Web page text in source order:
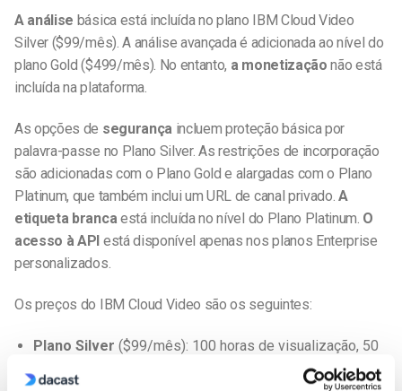
A análise básica está incluída no plano IBM Cloud Video
Silver ($99/mês). A análise avançada é adicionada ao nível do
plano Gold ($499/mês). No entanto, a monetizaçãonão está
incluída na plataforma.
As opções de segurança incluem proteção básica por
palavra-passe no Plano Silver. As restrições de incorporação
são adicionadas com o Plano Gold e alargadas com o Plano
Platinum, que também inclui um URL de canal privado.A
etiqueta brancaestá incluída no nível do Plano Platinum. O
acesso à API está disponível apenas nos planos Enterprise
personalizados.
Os preços do IBM Cloud Video são os seguintes:
Plano Silver ($99/mês): 100 horas de visualização, 50
GB de armazenamento, marca IBM, incorporação de